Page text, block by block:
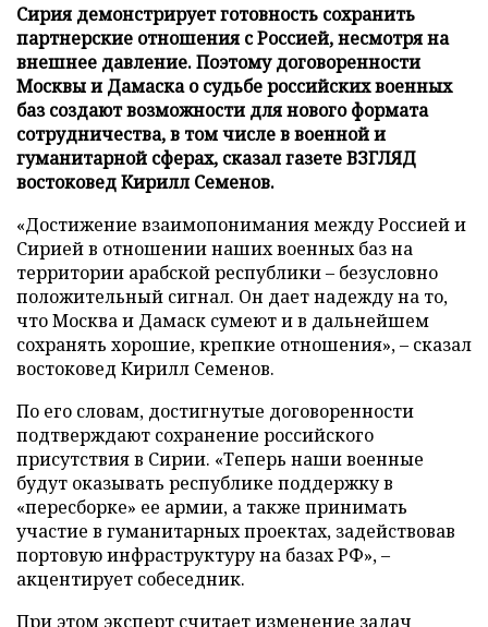
Сирия демонстрирует готовность сохранить
партнерские отношения с Россией, несмотря на
внешнее давление. Поэтому договоренности
Москвы и Дамаска о судьбе российских военных
баз создают возможности для нового формата
сотрудничества, в том числе в военной и
гуманитарной сферах, сказал газете ВЗГЛЯД
востоковед Кирилл Семенов.
«Достижение взаимопонимания между Россией и
Сирией в отношении наших военных баз на
территории арабской республики – безусловно
положительный сигнал. Он дает надежду на то,
что Москва и Дамаск сумеют и в дальнейшем
сохранять хорошие, крепкие отношения», – сказал
востоковед Кирилл Семенов.
По его словам, достигнутые договоренности
подтверждают сохранение российского
присутствия в Сирии. «Теперь наши военные
будут оказывать республике поддержку в
«пересборке» ее армии, а также принимать
участие в гуманитарных проектах, задействовав
портовую инфраструктуру на базах РФ», –
акцентирует собеседник.
При этом эксперт считает изменение задач